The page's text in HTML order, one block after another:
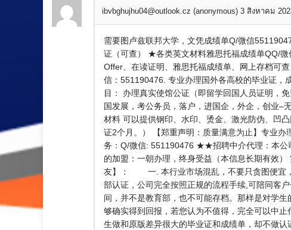
ibvbghujhu04@outlook.cz (anonymous) 3 สิงหาคม
需要图卢兹联邦大学，文凭成绩单Q/微信
证（可查） ★各类英文材料雅思托福成绩单QQ/微
Offer、在读证明、雅思托福成绩单、网上存档可
信：551190476. 专业办理国外各高校的毕业证，
目： 办理真实使馆公证（即留学回国人员证明，
国发展，考公务员，落户，进国企，外企，创业–
材料 可以提供钢印、水印、烫金、激光防伪、凹
证2个月。） 【郑重声明：质量满意为止】专业
务：Q/微信: 551190476 ★★招聘中介代理：本公
的加盟：一朝办理，终身受益（本信息长期有效
友】： 一. 本行业市场混乱，不要只贪图便宜
部认证，公司完全按照正规的流程手续,可陪同客
间，并不是教育部，也不可能存档。那样是对学
够确实得到回报，若您认为不值得，完全可以中
生做和原版差异很大的毕业证和成绩单，却不做